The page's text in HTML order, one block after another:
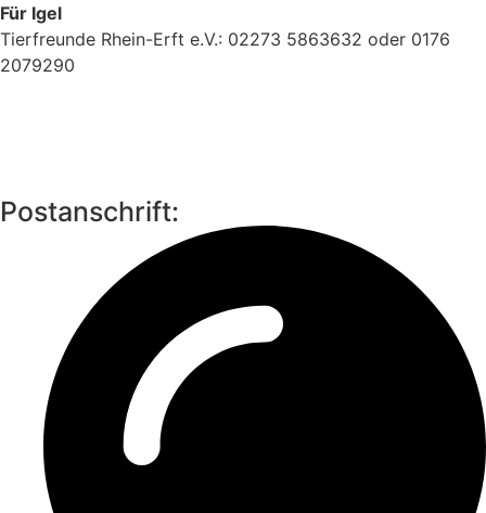
Für Igel
Tierfreunde Rhein-Erft e.V.: 02273 5863632 oder 0176
2079290
Postanschrift: